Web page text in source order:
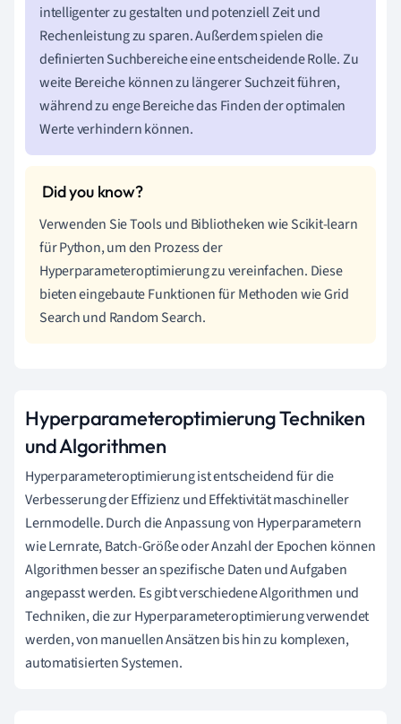
intelligenter zu gestalten und potenziell Zeit und
Rechenleistung zu sparen. Außerdem spielen die
definierten Suchbereiche eine entscheidende Rolle. Zu
weite Bereiche können zu längerer Suchzeit führen,
während zu enge Bereiche das Finden der optimalen
Werte verhindern können.
Verwenden Sie Tools und Bibliotheken wie Scikit-learn
für Python, um den Prozess der
Hyperparameteroptimierung zu vereinfachen. Diese
bieten eingebaute Funktionen für Methoden wie Grid
Search und Random Search.
Hyperparameteroptimierung Techniken
und Algorithmen
Hyperparameteroptimierung ist entscheidend für die
Verbesserung der Effizienz und Effektivität maschineller
Lernmodelle. Durch die Anpassung von Hyperparametern
wie Lernrate, Batch-Größe oder Anzahl der Epochen können
Algorithmen besser an spezifische Daten und Aufgaben
angepasst werden. Es gibt verschiedene Algorithmen und
Techniken, die zur Hyperparameteroptimierung verwendet
werden, von manuellen Ansätzen bis hin zu komplexen,
automatisierten Systemen.